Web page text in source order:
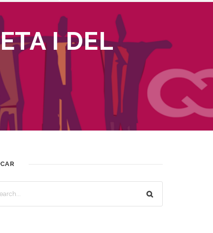
I DEL